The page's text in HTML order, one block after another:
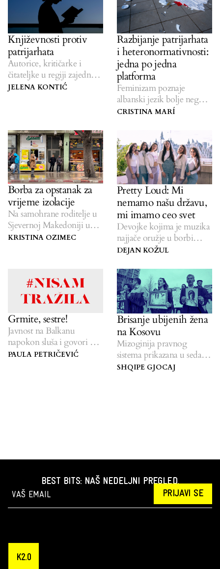
Književnosti protiv
patrijarhata
Autorice, kritičarke i
čitateljke u regiji zajedno u
borbi za emancipaciju.
JELENA KONTIĆ
Razbijanje patrijarhata
i heteronormativnosti:
jedna po jedna
platforma
Feminizam poznaje
albanski jezik bolje nego
ikada ranije: predstavljamo
to dokazuju.
CRISTINA MARÍ
Borba za opstanak za
vrijeme izolacije
Na samohrane roditelje u
Sjevernoj Makedoniji u
toku pandemije je pao
KRISTINA OZIMEC
Pretty Loud: Mi
nemamo našu državu,
mi imamo ceo svet
Devojke kojima je muzika
najjače oružje u borbi
protiv patrijarhata.
DEJAN KOŽUL
Grmite, sestre!
Javnost na Balkanu
napokon sluša i govori o
seksualnom nasilju.
PAULA PETRIČEVIĆ
Brisanje ubijenih žena
na Kosovu
Mizoginija pravnog
sistema prikazana u sedam
slučajeva.
SHQIPE GJOCAJ
BEST BITS: NAŠ NEDELJNI PREGLED.
PRIJAVI SE
K2.0